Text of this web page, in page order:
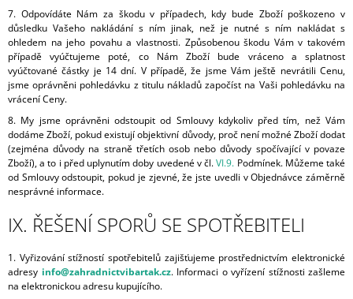
7. Odpovídáte Nám za škodu v případech, kdy bude Zboží poškozeno v
důsledku Vašeho nakládání s ním jinak, než je nutné s ním nakládat s
ohledem na jeho povahu a vlastnosti. Způsobenou škodu Vám v takovém
případě vyúčtujeme poté, co Nám Zboží bude vráceno a splatnost
vyúčtované částky je 14 dní. V případě, že jsme Vám ještě nevrátili Cenu,
jsme oprávněni pohledávku z titulu nákladů započíst na Vaši pohledávku na
vrácení Ceny.
8. My jsme oprávněni odstoupit od Smlouvy kdykoliv před tím, než Vám
dodáme Zboží, pokud existují objektivní důvody, proč není možné Zboží dodat
(zejména důvody na straně třetích osob nebo důvody spočívající v povaze
Zboží), a to i před uplynutím doby uvedené v čl.VI.9. Podmínek. Můžeme také
od Smlouvy odstoupit, pokud je zjevné, že jste uvedli v Objednávce záměrně
nesprávné informace.
IX. ŘEŠENÍ SPORŮ SE SPOTŘEBITELI
1. Vyřizování stížností spotřebitelů zajišťujeme prostřednictvím elektronické
adresy info@zahradnictvibartak.cz. Informaci o vyřízení stížnosti zašleme
na elektronickou adresu kupujícího.